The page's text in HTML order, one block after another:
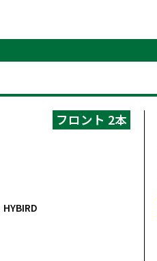
HYBIRD
フロント 2本